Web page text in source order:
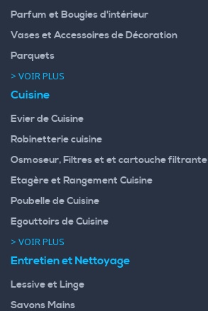
Parfum et Bougies d'intérieur
Vases et Accessoires de Décoration
Parquets
> VOIR PLUS
Cuisine
Evier de Cuisine
Robinetterie cuisine
Osmoseur, Filtres et et cartouche filtrante
Etagère et Rangement Cuisine
Poubelle de Cuisine
Egouttoirs de Cuisine
> VOIR PLUS
Entretien et Nettoyage
Lessive et Linge
Savons Mains